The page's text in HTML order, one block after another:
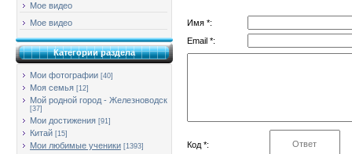
Мое видео
Мое видео
Категории раздела
Мои фотографии [40]
Моя семья [12]
Мой родной город - Железноводск
[37]
Мои достижения [91]
Китай [15]
Мои любимые ученики [1393]
Имя *:
Email *:
Код *: